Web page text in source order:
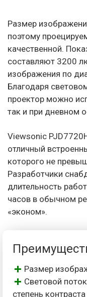
Размер
поэтому
качественной.
составляют 3200
изображения по
Благодаря
проектор можно
так и при дневном
Viewsonic
отличный
которого не
Разработчики
длительность
часов в обычном
«эконом».
Размер
Световой
степень